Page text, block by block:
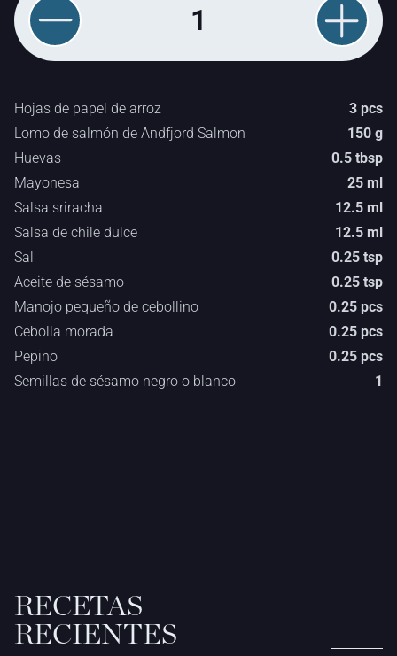
1
Hojas de papel de arroz
3 pcs
Lomo de salmón de Andfjord Salmon
150 g
Huevas
0.5 tbsp
Mayonesa
25 ml
Salsa sriracha
12.5 ml
Salsa de chile dulce
12.5 ml
Sal
0.25 tsp
Aceite de sésamo
0.25 tsp
Manojo pequeño de cebollino
0.25 pcs
Cebolla morada
0.25 pcs
Pepino
0.25 pcs
Semillas de sésamo negro o blanco
1
RECETAS
RECIENTES